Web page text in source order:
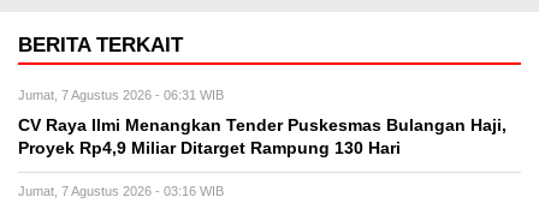
BERITA TERKAIT
Jumat, 7 Agustus 2026 - 06:31 WIB
CV Raya Ilmi Menangkan Tender Puskesmas Bulangan Haji,
Proyek Rp4,9 Miliar Ditarget Rampung 130 Hari
Jumat, 7 Agustus 2026 - 03:16 WIB